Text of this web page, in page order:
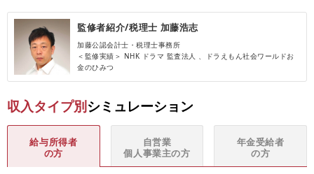
監修者紹介/税理士 加藤浩志
加藤公認会計士・税理士事務所
＜監修実績＞ NHK ドラマ 監査法人 、ドラえもん社会ワールドお
金のひみつ
収入タイプ別シミュレーション
給与所得者
の方
自営業
個人事業主の方
年金受給者
の方